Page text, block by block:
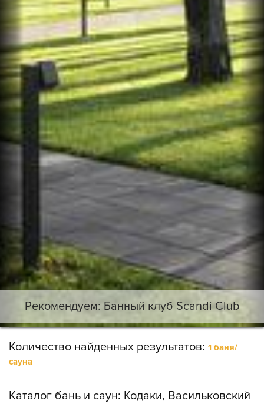
Рекомендуем: Банный клуб Scandi Club
Количество найденных результатов: 1 баня/
сауна
Каталог бань и саун: Кодаки, Васильковский